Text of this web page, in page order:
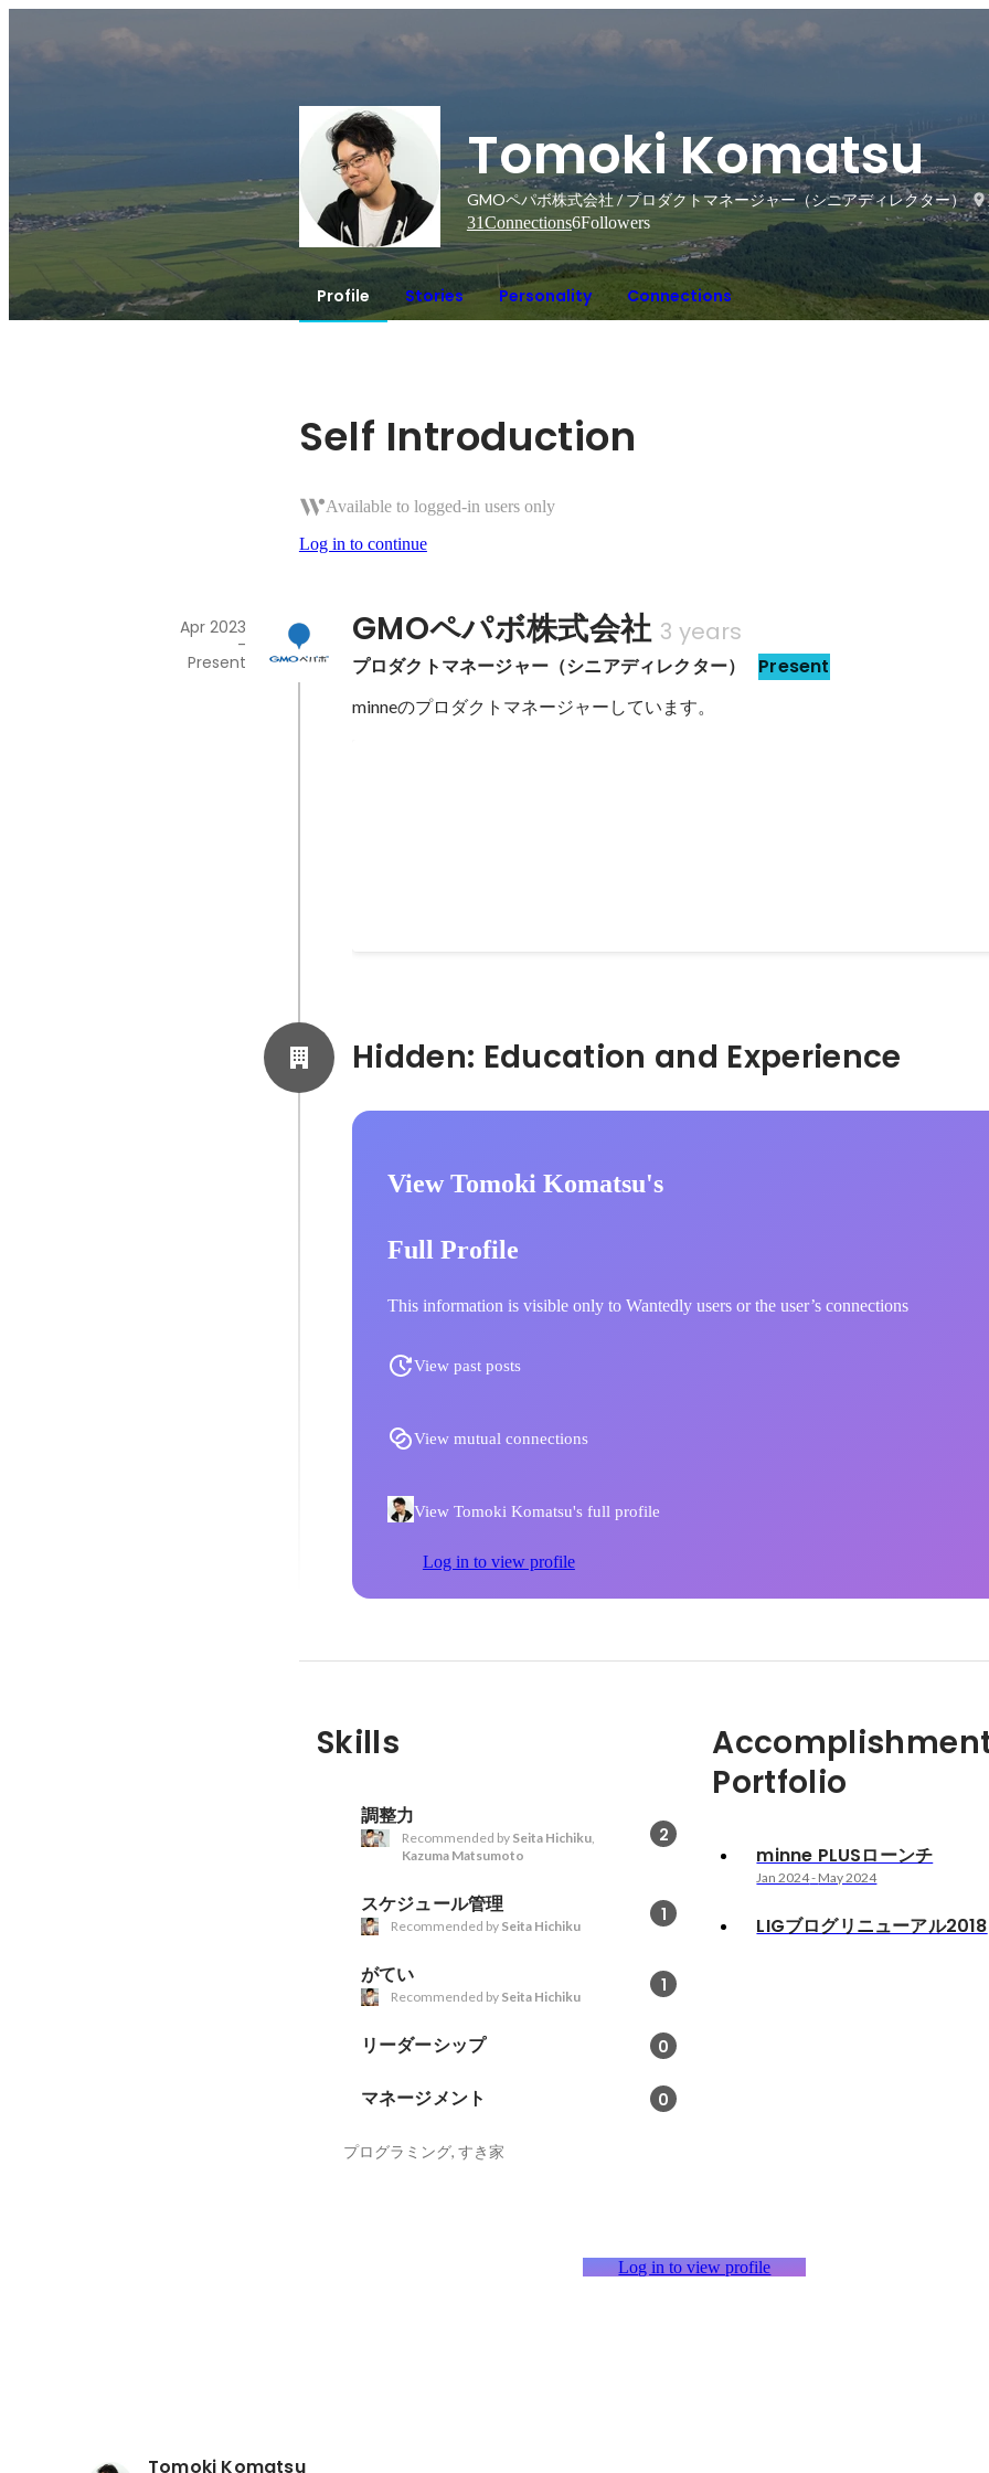
Tomoki Komatsu
GMOペパボ株式会社 / プロダクトマネージャー（シニアディレクター）
31Connections6Followers
Profile Stories Personality Connections
Self Introduction
Available to logged-in users only
Log in to continue
GMOペパボ株式会社 3 years
プロダクトマネージャー（シニアディレクター） Present
Apr 2023
-
Present
minneのプロダクトマネージャーしています。
View Tomoki Komatsu's
Full Profile
This information is visible only to Wantedly users or the user’s connections
View past posts
View mutual connections
View Tomoki Komatsu's full profile
Log in to view profile
Skills
調整力
2
Recommended by Seita Hichiku,
Kazuma Matsumoto
スケジュール管理 1
Recommended by Seita Hichiku
がてい 1
Recommended by Seita Hichiku
リーダーシップ 0
マネージメント 0
プログラミング, すき家
Portfolio
minne PLUSローンチ
Jan 2024- May 2024
LIGブログリニューアル2018
Log in to view profile
Tomoki Komatsu